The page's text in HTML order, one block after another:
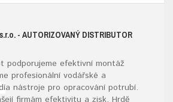
s.r.o. - AUTORIZOVANÝ DISTRIBUTOR
podporujeme efektivní montáž
profesionální vodářské a
a nástroje pro opracování potrubí.
firmám efektivitu a zisk. Hrdě